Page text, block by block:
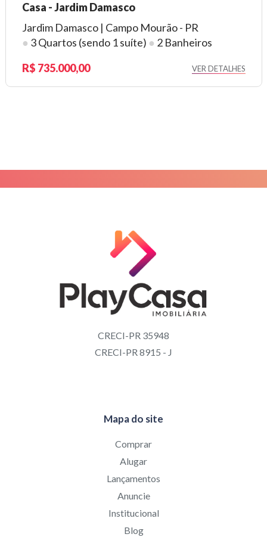
Casa - Jardim Modelo
Jardim Modelo | Campo Mourão - PR
●2 Quartos●1 Banheiro
210.000,00
VER
CRECI-PR 35948
CRECI-PR 8915 - J
Mapa do site
Comprar
Alugar
Lançamentos
Anuncie
Institucional
Blog